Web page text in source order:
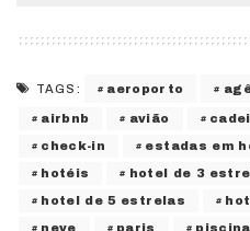
TAGS: aeroporto
airbnb avião
check-in estadas em
hotéis hotel de 3
hotel de 5 estrelas
neve paris piscina